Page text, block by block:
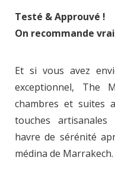
Testé & Approuvé !
On recommande
Et si vous avez
exceptionnel, The
chambres et suites
touches
havre de sérénité
médina de Marrakech.